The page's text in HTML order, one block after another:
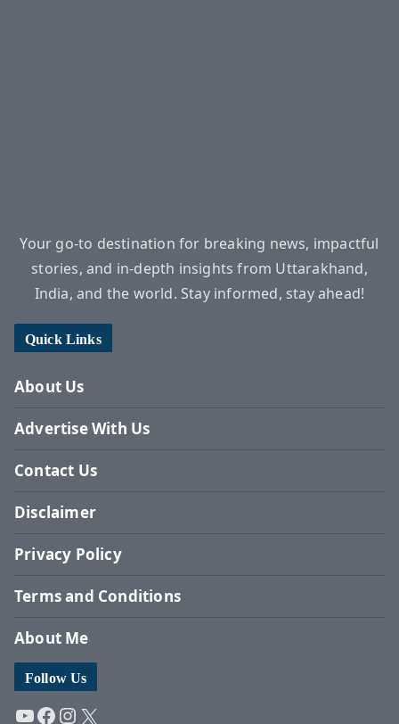
Your go-to destination for breaking news, impactful
stories, and in-depth insights from Uttarakhand,
India, and the world. Stay informed, stay ahead!
Quick Links
About Us
Advertise With Us
Contact Us
Disclaimer
Privacy Policy
Terms and Conditions
About Me
Follow Us
YouTube
Facebook
Instagram
X